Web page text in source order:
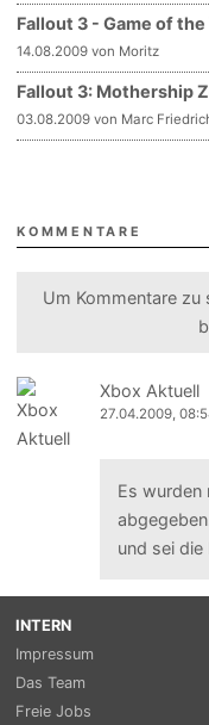
Fallout 3 - Game of
14.08.2009 von Moritz
Fallout 3: Mothership
03.08.2009 von Marc
KOMMENTARE
Um Kommentare
Xbox Aktuell
27.04.2009,
Es wurden
und sei die
INTERN
Impressum
Das Team
Freie Jobs